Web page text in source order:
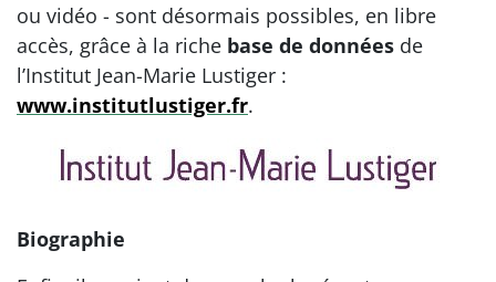
ou vidéo - sont désormais possibles, en libre
accès, grâce à la riche base de données de
l’Institut Jean-Marie Lustiger :
www.institutlustiger.fr.
Biographie